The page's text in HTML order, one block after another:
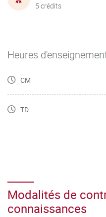
5 crédits
Heures
CM
TD
Modalités de
connaissances